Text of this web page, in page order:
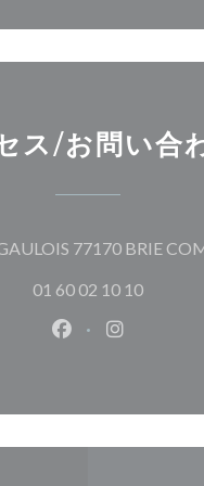
ス/お問い合
77170 BRIE
01 60 02 10 10
Facebook ((新
Instagram